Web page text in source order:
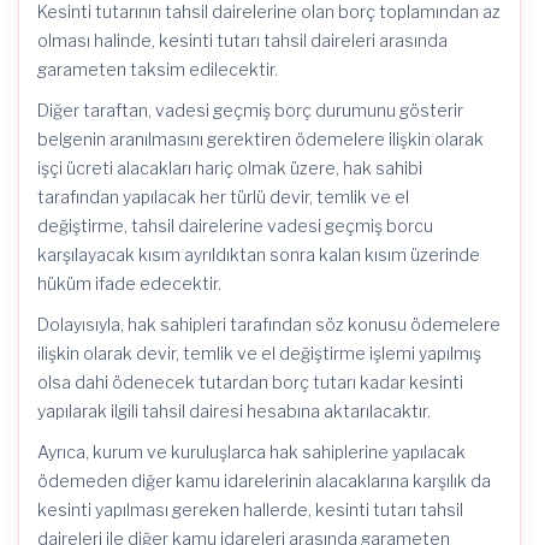
Kesinti tutarının tahsil dairelerine olan borç toplamından az
olması halinde, kesinti tutarı tahsil daireleri arasında
garameten taksim edilecektir.
Diğer taraftan, vadesi geçmiş borç durumunu gösterir
belgenin aranılmasını gerektiren ödemelere ilişkin olarak
işçi ücreti alacakları hariç olmak üzere, hak sahibi
tarafından yapılacak her türlü devir, temlik ve el
değiştirme, tahsil dairelerine vadesi geçmiş borcu
karşılayacak kısım ayrıldıktan sonra kalan kısım üzerinde
hüküm ifade edecektir.
Dolayısıyla, hak sahipleri tarafından söz konusu ödemelere
ilişkin olarak devir, temlik ve el değiştirme işlemi yapılmış
olsa dahi ödenecek tutardan borç tutarı kadar kesinti
yapılarak ilgili tahsil dairesi hesabına aktarılacaktır.
Ayrıca, kurum ve kuruluşlarca hak sahiplerine yapılacak
ödemeden diğer kamu idarelerinin alacaklarına karşılık da
kesinti yapılması gereken hallerde, kesinti tutarı tahsil
daireleri ile diğer kamu idareleri arasında garameten